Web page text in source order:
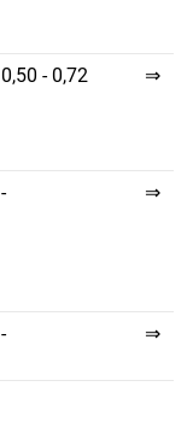
0,50 - 0,72 ⇒
- ⇒
- ⇒